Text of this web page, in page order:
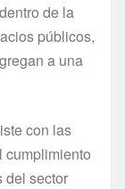
de la
públicos,
a una
con las
cumplimiento
del sector